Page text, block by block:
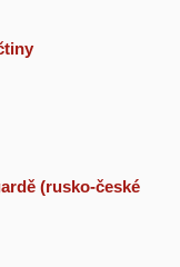
(rusko-české